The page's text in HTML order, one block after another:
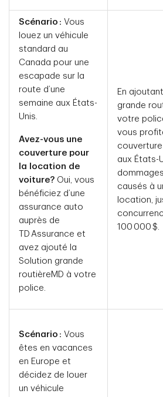
Scénario : Vous
louez un véhicule
standard au
Canada pour une
escapade sur la
route d’une
semaine aux États-
Unis.
Avez-vous une
couverture pour
la location de
voiture? Oui, vous
bénéficiez d’une
assurance auto
auprès de
TD Assurance et
avez ajouté la
Solution grande
routièreMD à votre
police.
En
grande
votre
vous
aux États-
causés à
location,
100 000 $.
Scénario : Vous
êtes en vacances
en Europe et
décidez de louer
un véhicule